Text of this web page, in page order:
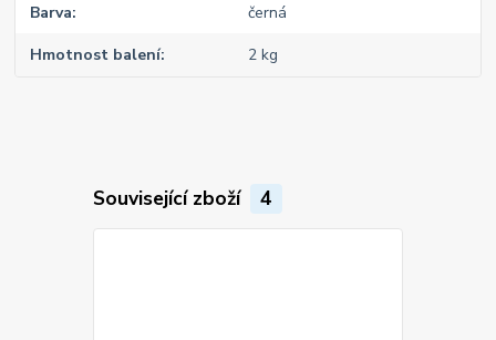
Barva černá
Hmotnost balení 2 kg
Související zboží 4